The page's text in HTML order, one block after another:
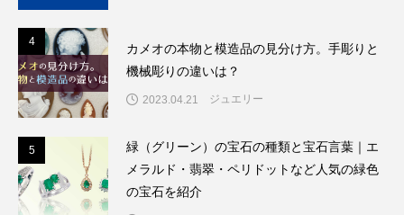
4
カメオの本物と模造品の見分け方。手彫りと
機械彫りの違いは？
2023.04.21 ジュエリー
5
緑（グリーン）の宝石の種類と宝石言葉｜エ
メラルド・翡翠・ペリドットなど人気の緑色
の宝石を紹介